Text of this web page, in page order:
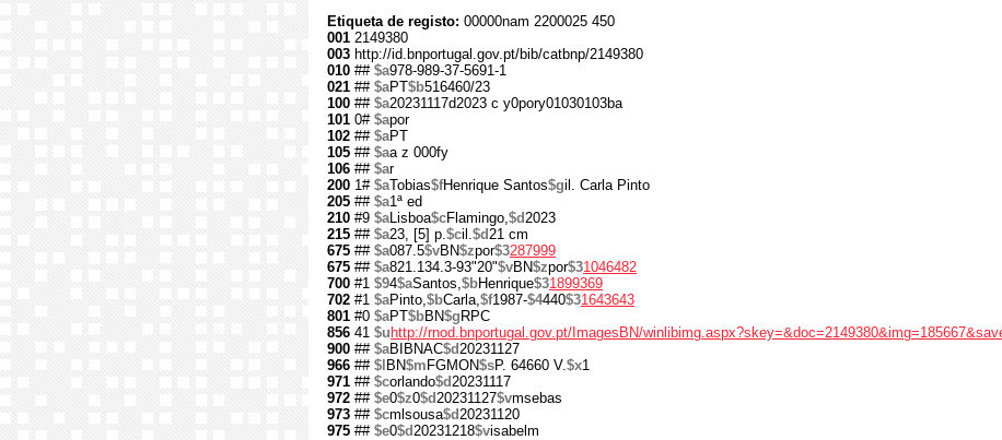
Etiqueta de registo: 00000nam 2200025 450
001 2149380
003 http://id.bnportugal.gov.pt/bib/catbnp/2149380
010 ## $a978-989-37-5691-1
021 ## $aPT$b516460/23
100 ## $a20231117d2023 c y0pory01030103ba
101 0# $apor
102 ## $aPT
105 ## $aa z 000fy
106 ## $ar
200 1# $aTobias$fHenrique Santos$gil. Carla Pinto
205 ## $a1ª ed
210 #9 $aLisboa$cFlamingo,$d2023
215 ## $a23, [5] p.$cil.$d21 cm
675 ## $a087.5$vBN$zpor$3287999
675 ## $a821.134.3-93"20"$vBN$zpor$31046482
700 #1 $94$aSantos,$bHenrique$31899369
702 #1 $aPinto,$bCarla,$f1987-$4440$31643643
801 #0 $aPT$bBN$g RPC
856 41 $u http://rnod.bnportugal.gov.pt/ImagesBN/
900 ## $aBIBNAC$d20231127
966 ## $l BN$m FGMON$sP. 64660 V.$x1
971 ## $corlando$d20231117
972 ## $e0$z0$d20231127$vmsebas
973 ## $cmlsousa$d20231120
975 ## $e0$d20231218$visabelm